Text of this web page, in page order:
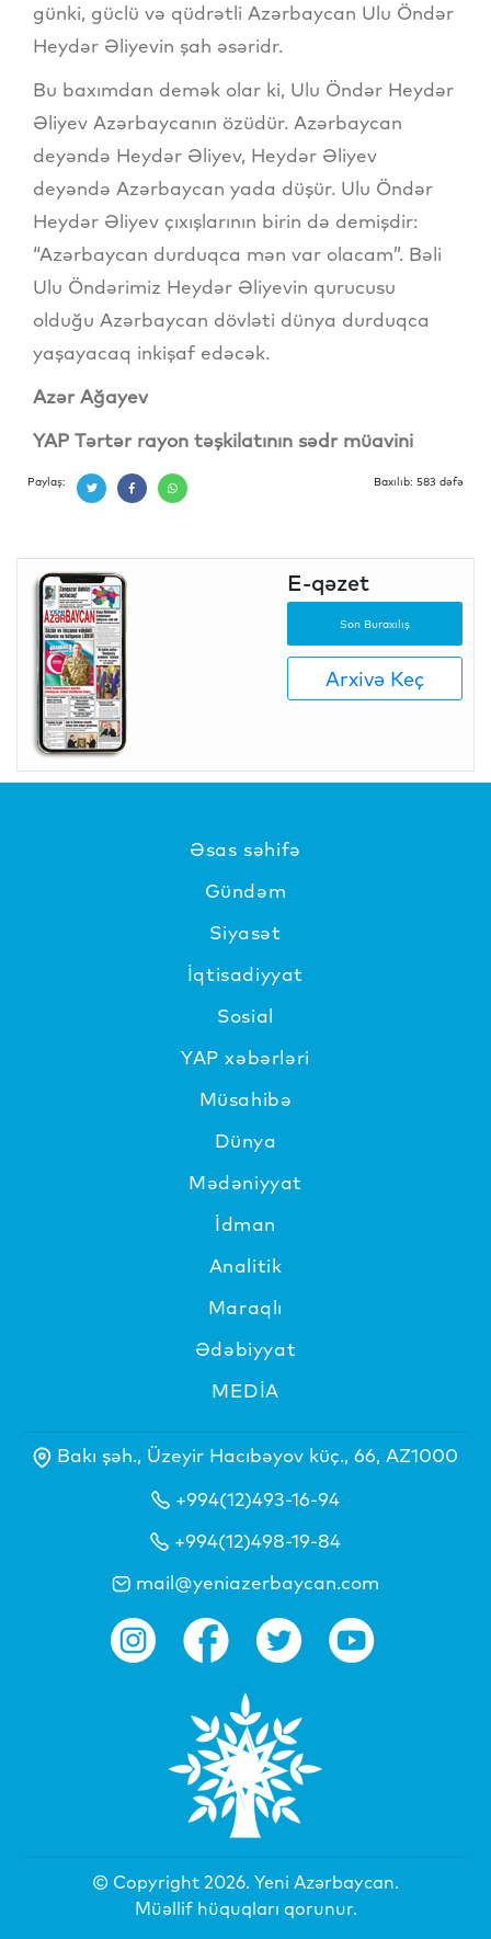
günki, güclü və qüdrətli Azərbaycan Ulu Öndər
Heydər Əliyevin şah əsəridr.
Bu baxımdan demək olar ki, Ulu Öndər Heydər
Əliyev Azərbaycanın özüdür. Azərbaycan
deyəndə Heydər Əliyev, Heydər Əliyev
deyəndə Azərbaycan yada düşür. Ulu Öndər
Heydər Əliyev çıxışlarının birin də demişdir:
“Azərbaycan durduqca mən var olacam”. Bəli
Ulu Öndərimiz Heydər Əliyevin qurucusu
olduğu Azərbaycan dövləti dünya durduqca
yaşayacaq inkişaf edəcək.
Azər Ağayev
YAP Tərtər rayon təşkilatının sədr müavini
Paylaş: Baxılıb: 583 dəfə
E-qəzet
Son Buraxılış
Arxivə Keç
Əsas səhifə
Gündəm
Siyasət
İqtisadiyyat
Sosial
YAP xəbərləri
Müsahibə
Dünya
Mədəniyyat
İdman
Analitik
Maraqlı
Ədəbiyyat
MEDİA
Bakı şəh., Üzeyir Hacıbəyov küç., 66, AZ1000
+994(12)493-16-94
+994(12)498-19-84
mail@yeniazerbaycan.com
© Copyright 2026. Yeni Azərbaycan.
Müəllif hüquqları qorunur.